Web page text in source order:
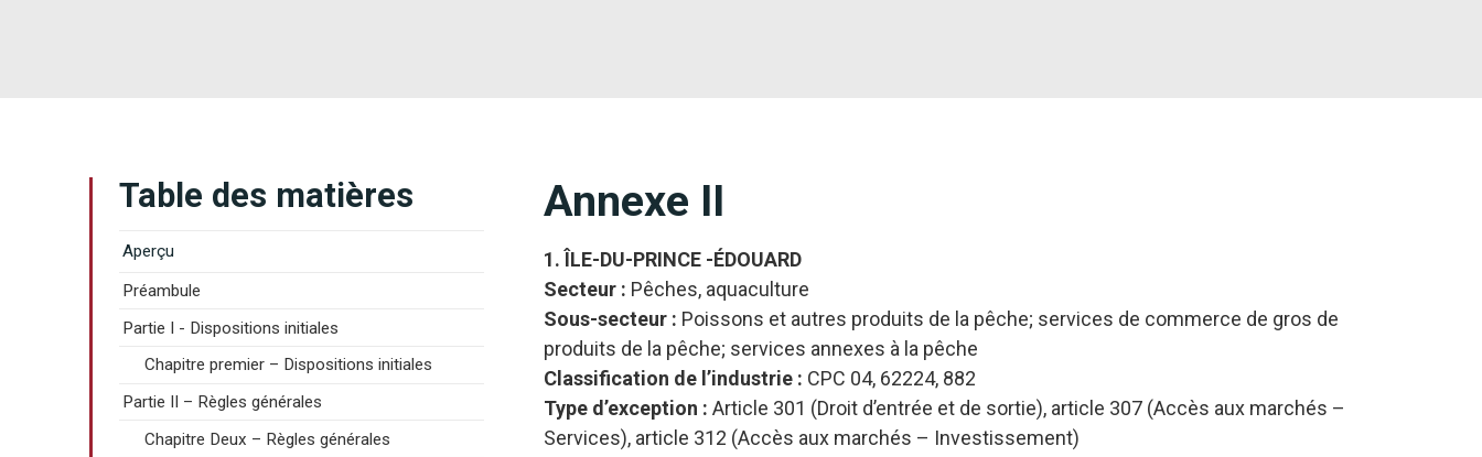
Annexe II
1. ÎLE-DU-PRINCE -ÉDOUARD
Secteur : Pêches, aquaculture
Sous-secteur : Poissons et autres produits de la pêche; services de commerce de gros de
produits de la pêche; services annexes à la pêche
Classification de l’industrie : CPC 04, 62224, 882
Type d’exception : Article 301 (Droit d’entrée et de sortie), article 307 (Accès aux marchés –
Services), article 312 (Accès aux marchés – Investissement)
Table des matières
Aperçu
Préambule
Partie I - Dispositions initiales
Chapitre premier – Dispositions initiales
Partie II – Règles générales
Chapitre Deux – Règles générales